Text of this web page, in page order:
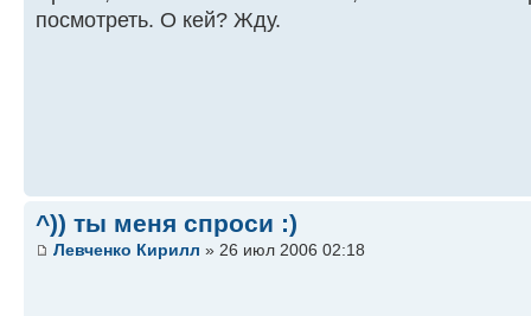
посмотреть. О кей? Жду.
^)) ты меня спроси :)
Левченко Кирилл » 26 июл 2006 02:18